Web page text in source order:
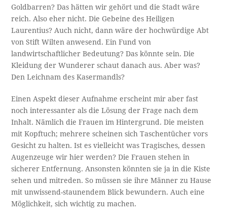
Goldbarren? Das hätten wir gehört und die Stadt wäre
reich. Also eher nicht. Die Gebeine des Heiligen
Laurentius? Auch nicht, dann wäre der hochwürdige Abt
von Stift Wilten anwesend. Ein Fund von
landwirtschaftlicher Bedeutung? Das könnte sein. Die
Kleidung der Wunderer schaut danach aus. Aber was?
Den Leichnam des Kasermandls?
Einen Aspekt dieser Aufnahme erscheint mir aber fast
noch interessanter als die Lösung der Frage nach dem
Inhalt. Nämlich die Frauen im Hintergrund. Die meisten
mit Kopftuch; mehrere scheinen sich Taschentücher vors
Gesicht zu halten. Ist es vielleicht was Tragisches, dessen
Augenzeuge wir hier werden? Die Frauen stehen in
sicherer Entfernung. Ansonsten könnten sie ja in die Kiste
sehen und mitreden. So müssen sie ihre Männer zu Hause
mit unwissend-staunendem Blick bewundern. Auch eine
Möglichkeit, sich wichtig zu machen.